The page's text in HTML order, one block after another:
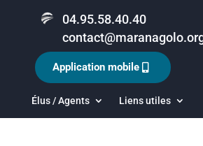
04.95.58.40.40
Élus / Agents Liens utiles
Application mobile